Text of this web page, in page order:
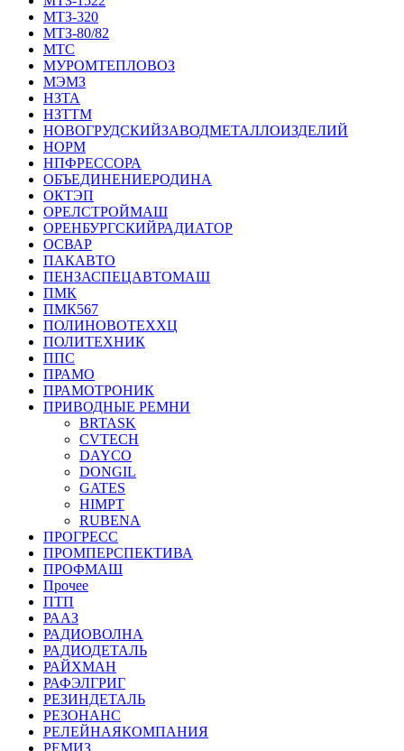
МТЗ-320
МТЗ-80/82
МТС
МУРОМТЕПЛОВОЗ
МЭМЗ
НЗТА
НЗТТМ
НОВОГРУДСКИЙЗАВОДМЕТАЛЛОИЗДЕЛИЙ
НОРМ
НПФРЕССОРА
ОБЪЕДИНЕНИЕРОДИНА
ОКТЭП
ОРЕЛСТРОЙМАШ
ОРЕНБУРГСКИЙРАДИАТОР
ОСВАР
ПАКАВТО
ПЕНЗАСПЕЦАВТОМАШ
ПМК
ПМК567
ПОЛИНОВОТЕХХЦ
ПОЛИТЕХНИК
ППС
ПРАМО
ПРАМОТРОНИК
ПРИВОДНЫЕ РЕМНИ
BRTASK
CVTECH
DAYCO
DONGIL
GATES
HIMPT
RUBENA
ПРОГРЕСС
ПРОМПЕРСПЕКТИВА
ПРОФМАШ
Прочее
ПТП
РААЗ
РАДИОВОЛНА
РАДИОДЕТАЛЬ
РАЙХМАН
РАФЭЛГРИГ
РЕЗИНДЕТАЛЬ
РЕЗОНАНС
РЕЛЕЙНАЯКОМПАНИЯ
РЕМИЗ